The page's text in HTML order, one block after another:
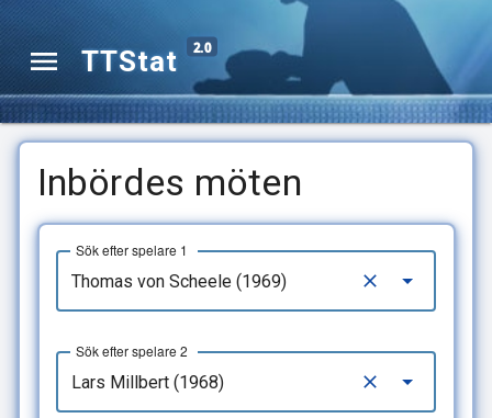
TTStat 2.0
Inbördes möten
Sök efter spelare 1
Sök efter spelare 2